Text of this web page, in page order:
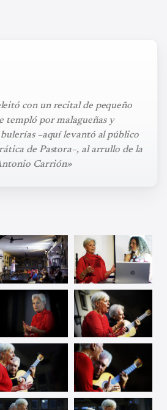
con un recital de pequeño
templó por malagueñas y
bulerías –aquí levantó al público
de Pastora–, al arrullo de la
Carrión»